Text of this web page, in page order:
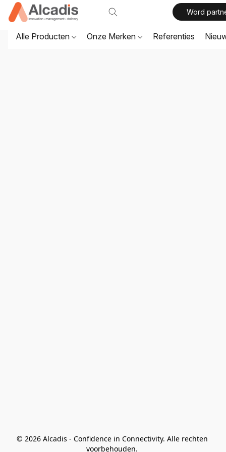
Word
Alle Producten Onze Merken Referenties
© 2026 Alcadis - Confidence in Connectivity. Alle rechten
voorbehouden.